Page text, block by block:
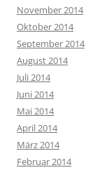
November 2014
Oktober 2014
September 2014
August 2014
Juli 2014
Juni 2014
Mai 2014
April 2014
März 2014
Februar 2014